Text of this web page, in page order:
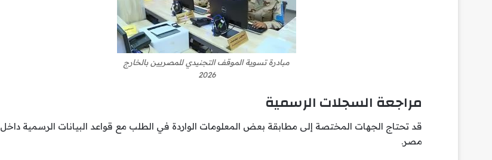
مبادرة تسوية الموقف التجنيدي للمصريين بالخارج
2026
مراجعة السجلات الرسمية
قد تحتاج الجهات المختصة إلى مطابقة بعض المعلومات الواردة في الطلب مع قواعد البيانات الرسمية داخل
مصر.